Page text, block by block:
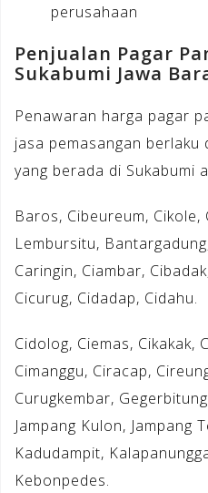
perusahaan
Penjualan Pagar
Sukabumi Jawa
Penawaran harga pagar
jasa pemasangan berlaku
yang berada di Sukabumi
Baros, Cibeureum, Cikole,
Lembursitu,
Caringin, Ciambar,
Cicurug, Cidadap, Cidahu.
Cidolog, Ciemas, Cikakak,
Cimanggu, Ciracap,
Curugkembar,
Jampang Kulon, Jampang
Kadudampit,
Kebonpedes.